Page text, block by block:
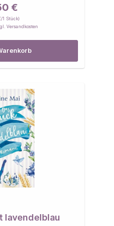
€
1 Stück)
Versandkosten
lavendelblau